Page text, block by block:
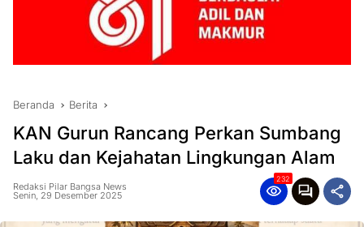
Beranda Berita
KAN Gurun Rancang Perkan Sumbang
Laku dan Kejahatan Lingkungan Alam
Redaksi Pilar Bangsa News
Senin, 29 Desember 2025
232